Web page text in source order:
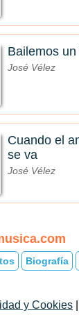
Bailemos un
José Vélez
Cuando el
se va
José Vélez
Biografía
y Cookies